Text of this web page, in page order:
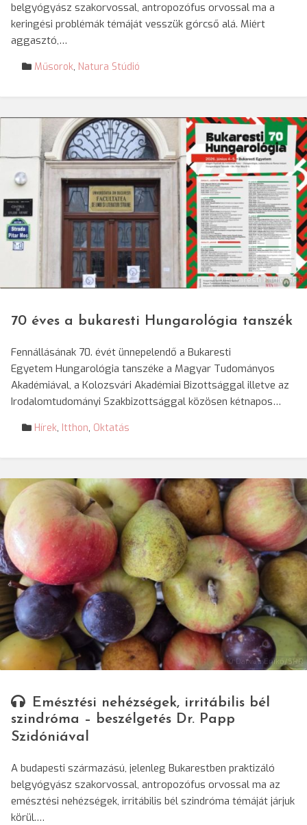
belgyógyász szakorvossal, antropozófus orvossal ma a
keringési problémák témáját vesszük górcső alá. Miért
aggasztó,…
Műsorok, Natura Stúdió
© Bukaresti Rádió/SRR
70 éves a bukaresti Hungarológia tanszék
Fennállásának 70. évét ünnepelendő a Bukaresti
Egyetem Hungarológia tanszéke a Magyar Tudományos
Akadémiával, a Kolozsvári Akadémiai Bizottsággal illetve az
Irodalomtudományi Szakbizottsággal közösen kétnapos…
Hírek, Itthon, Oktatás
© Darvas Enikő/SRR
Emésztési nehézségek, irritábilis bél
szindróma – beszélgetés Dr. Papp
Szidóniával
A budapesti származású, jelenleg Bukarestben praktizáló
belgyógyász szakorvossal, antropozófus orvossal ma az
emésztési nehézségek, irritábilis bél szindróma témáját járjuk
körül.…